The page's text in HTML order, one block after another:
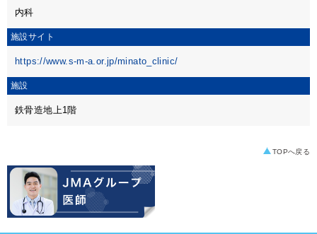
内科
施設サイト
https://www.s-m-a.or.jp/minato_clinic/
施設
鉄骨造地上1階
TOPへ戻る